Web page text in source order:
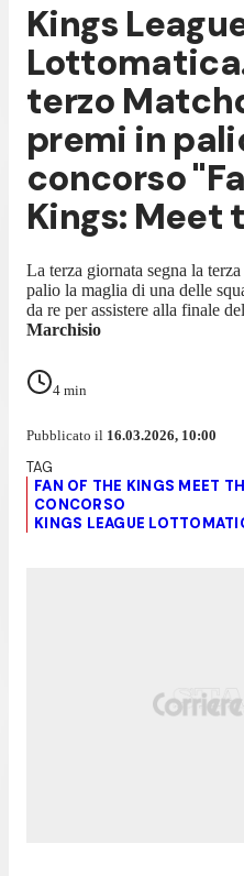
Kings
terzo
premi in
concorso
Kings: Meet
La terza giornata segna la
palio la maglia di una delle
da re per assistere alla finale
Marchisio
4 min
Pubblicato il 16.03.2026, 10:00
FAN OF THE KINGS MEET
CONCORSO
KINGS LEAGUE